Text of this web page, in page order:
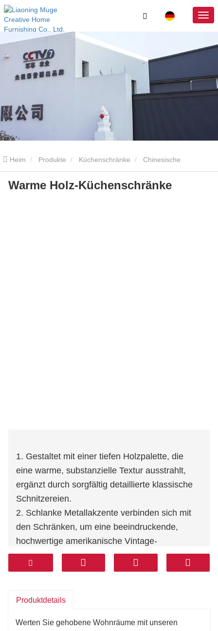
Heim Produkte Küchenschränke Chinesische
Küchenschränke Warme Holz-Küchenschränke
Warme Holz-Küchenschränke
1. Gestaltet mit einer tiefen Holzpalette, die
eine warme, substanzielle Textur ausstrahlt,
ergänzt durch sorgfältig detaillierte klassische
Schnitzereien.
2. Schlanke Metallakzente verbinden sich mit
den Schränken, um eine beeindruckende,
hochwertige amerikanische Vintage-
Atmosphäre für moderne Anwesen zu schaffen.
3. Die vielseitige Insel dient sowohl als
interaktive Familien-Social-Bar.
optionaler verschleißfesterKüchenschränke mit
Produktdetails
Werten Sie gehobene Wohnräume mit unseren